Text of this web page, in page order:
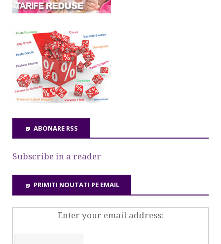
ABONARE RSS
Subscribe in a reader
PRIMITI NOUTATI PE EMAIL
Enter your email address: